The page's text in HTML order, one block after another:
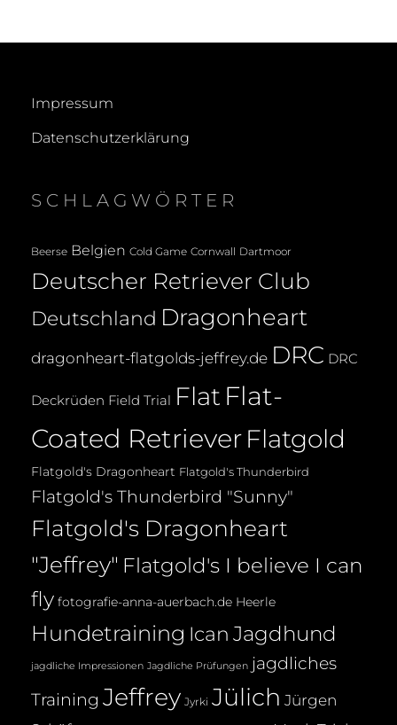
Impressum
Datenschutzerklärung
SCHLAGWÖRTER
Beerse Belgien Cold Game Cornwall Dartmoor
Deutscher Retriever Club
Deutschland Dragonheart
dragonheart-flatgolds-jeffrey.de DRC DRC
Deckrüden Field Trial Flat Flat-
Coated Retriever Flatgold
Flatgold's Dragonheart Flatgold's Thunderbird
Flatgold's Thunderbird "Sunny"
Flatgold's Dragonheart
"Jeffrey" Flatgold's I believe I can
fly fotografie-anna-auerbach.de Heerle
Hundetraining Ican Jagdhund
jagdliche Impressionen Jagdliche Prüfungen jagdliches
Training Jeffrey Jyrki Jülich Jürgen